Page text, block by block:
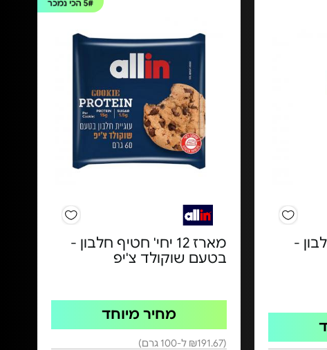
-
5#הכי נמכר
מארז 12 יחי' חטיף חלבון -
בטעם שוקולד צ'יפ
מחיר מיוחד
(₪191.67 ל-100 גרם)